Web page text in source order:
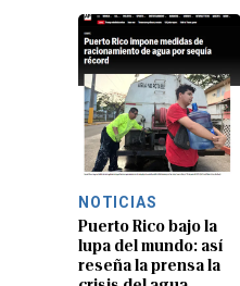
NOTICIAS
Puerto Rico bajo la
lupa del mundo: así
reseña la prensa la